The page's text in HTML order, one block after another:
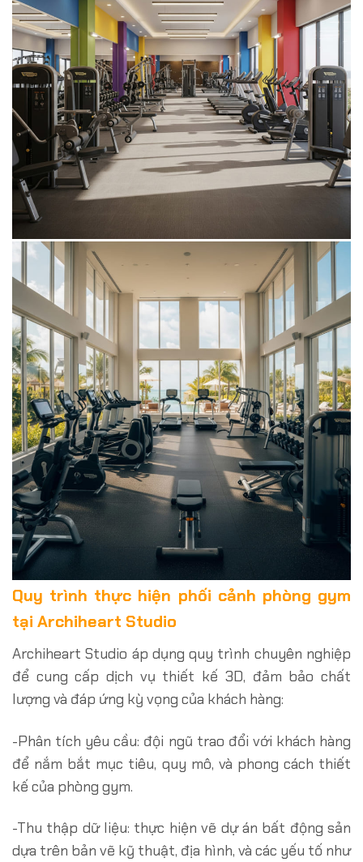
Quy trình thực hiện phối cảnh phòng gym
tại Archiheart Studio
Archiheart Studio áp dụng quy trình chuyên nghiệp
để cung cấp dịch vụ thiết kế 3D, đảm bảo chất
lượng và đáp ứng kỳ vọng của khách hàng:
-Phân tích yêu cầu: đội ngũ trao đổi với khách hàng
để nắm bắt mục tiêu, quy mô, và phong cách thiết
kế của phòng gym.
-Thu thập dữ liệu: thực hiện vẽ dự án bất động sản
dựa trên bản vẽ kỹ thuật, địa hình, và các yếu tố như